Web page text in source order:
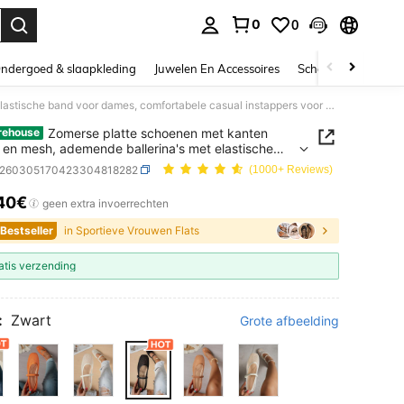
0 0
& slaapkleding Juwelen En Accessoires Schoonheid &
Zomerse platte schoenen met kanten details en mesh, ademende ballerina's met elastische band voor dames, comfortabele casual instappers voor dagelijks gebruik, veelzijdig.
Zomerse platte schoenen met kanten
mesh, ademende ballerina's met elastische
dames, comfortabele casual instappers voor
gebruik, veelzijdig.
(1000+ Reviews)
AND AVAILABILITY
geen extra invoerrechten
in Sportieve Vrouwen Flats
verzending
Zwart Grote afbeelding